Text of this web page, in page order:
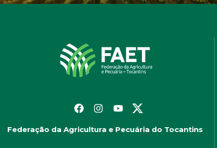
Federação da Agricultura e Pecuária do Tocantins